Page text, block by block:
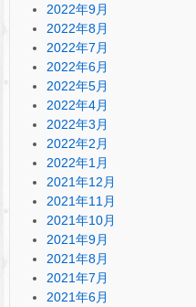
2022年9月
2022年8月
2022年7月
2022年6月
2022年5月
2022年4月
2022年3月
2022年2月
2022年1月
2021年12月
2021年11月
2021年10月
2021年9月
2021年8月
2021年7月
2021年6月